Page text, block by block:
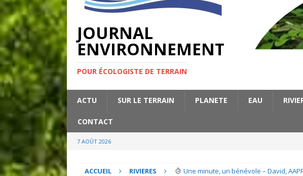
JOURNAL
ENVIRONNEMENT
POUR ÉCOLOGISTE DE TERRAIN
ACTU SUR LE TERRAIN PLANETE EAU
CONTACT
7 AOÛT 2026
ACCUEIL RIVIERES
Une minute, un bénévole – David,